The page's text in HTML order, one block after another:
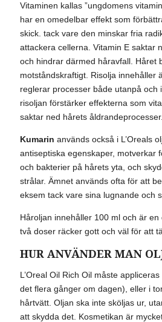
Vitaminen kallas ”ungdomens
har en omedelbar effekt som
skick. tack vare den minskar fria
attackera cellerna. Vitamin E saktar
och hindrar därmed håravfall. Håret
motståndskraftigt. Risolja innehåller
reglerar processer både utanpå och
risoljan förstärker effekterna som
saktar ned hårets åldrandeprocesser.
Kumarin används också i L’Oreals
antiseptiska egenskaper, motverkar
och bakterier på hårets yta, och
strålar. Ämnet används ofta för att
eksem tack vare sina lugnande och
Håroljan innehåller 100 ml och är
två doser räcker gott och väl för att
HUR ANVÄNDER MAN
L’Oreal Oil Rich Oil måste
det flera gånger om dagen), eller i
hårtvätt. Oljan ska inte sköljas ur,
att skydda det. Kosmetikan är